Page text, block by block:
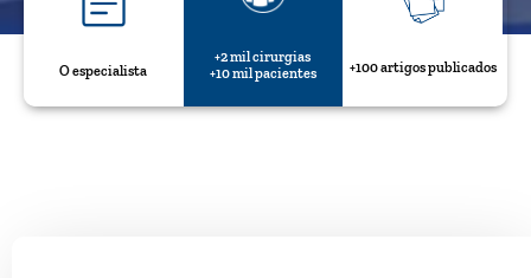
O especialista
+2 mil cirurgias
+10 mil pacientes
+100 artigos publicados